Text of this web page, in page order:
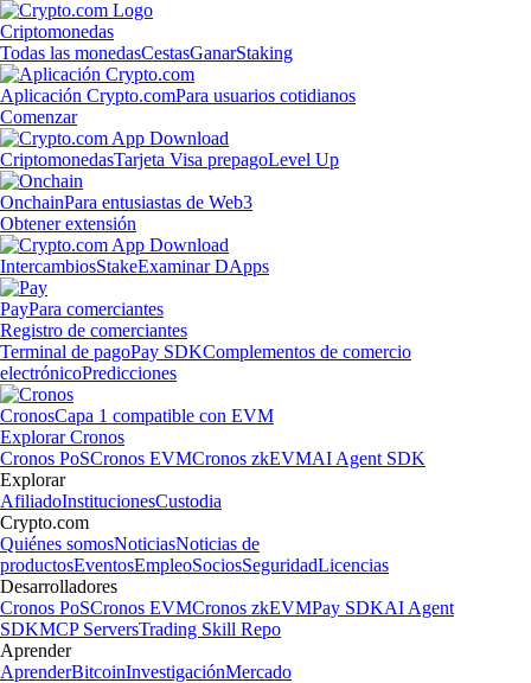
Criptomonedas
Todas las monedasCestasGanarStaking
Aplicación Crypto.comPara usuarios cotidianos
Comenzar
CriptomonedasTarjeta Visa prepagoLevel Up
OnchainPara entusiastas de Web3
Obtener extensión
IntercambiosStakeExaminar DApps
PayPara comerciantes
Registro de comerciantes
Terminal de pagoPay SDKComplementos de comercio
electrónicoPredicciones
CronosCapa 1 compatible con EVM
Explorar Cronos
Cronos PoSCronos EVMCronos zkEVMAI Agent SDK
Explorar
AfiliadoInstitucionesCustodia
Crypto.com
Quiénes somosNoticiasNoticias de
productosEventosEmpleoSociosSeguridadLicencias
Desarrolladores
Cronos PoSCronos EVMCronos zkEVMPay SDKAI Agent
SDKMCP ServersTrading Skill Repo
Aprender
AprenderBitcoinInvestigaciónMercado